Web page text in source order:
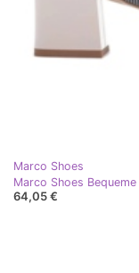
Marco Shoes
Marco Shoes
64,05 €